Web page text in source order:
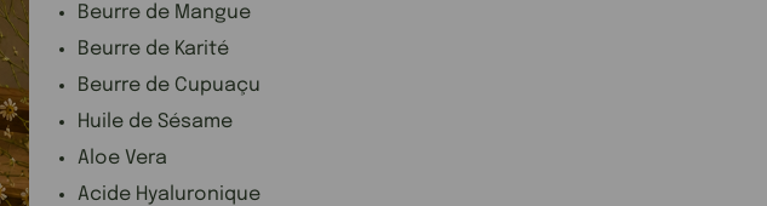
Beurre de Mangue
Beurre de Karité
Beurre de Cupuaçu
Huile de Sésame
Aloe Vera
Acide Hyaluronique